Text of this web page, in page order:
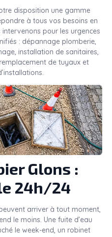
disposition une gamme
à tous vos besoins en
pour les urgences
: dépannage plomberie,
installation de sanitaires,
de tuyaux et
Glons :
24h/24
arriver à tout moment,
le moins. Une fuite d’eau
le week-end, un robinet